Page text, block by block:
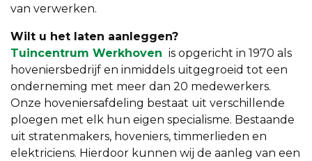
van verwerken.
Wilt u het laten aanleggen?
Tuincentrum Werkhoven is opgericht in 1970 als
hoveniersbedrijf en inmiddels uitgegroeid tot een
onderneming met meer dan 20 medewerkers.
Onze hoveniersafdeling bestaat uit verschillende
ploegen met elk hun eigen specialisme. Bestaande
uit stratenmakers, hoveniers, timmerlieden en
elektriciens. Hierdoor kunnen wij de aanleg van een